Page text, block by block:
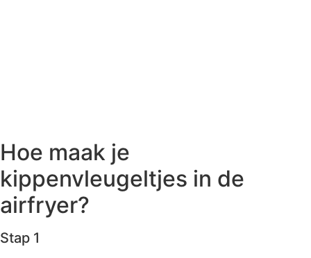
Hoe maak je
kippenvleugeltjes in de
airfryer?
Stap 1